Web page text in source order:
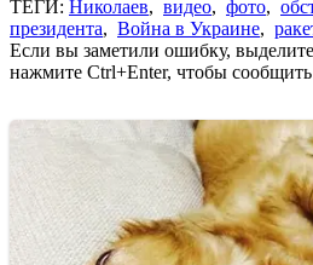
ТЕГИ: Николаев, видео, фото,
президента, Война в Украине,
Если вы заметили ошибку,
нажмите Ctrl+Enter, чтобы